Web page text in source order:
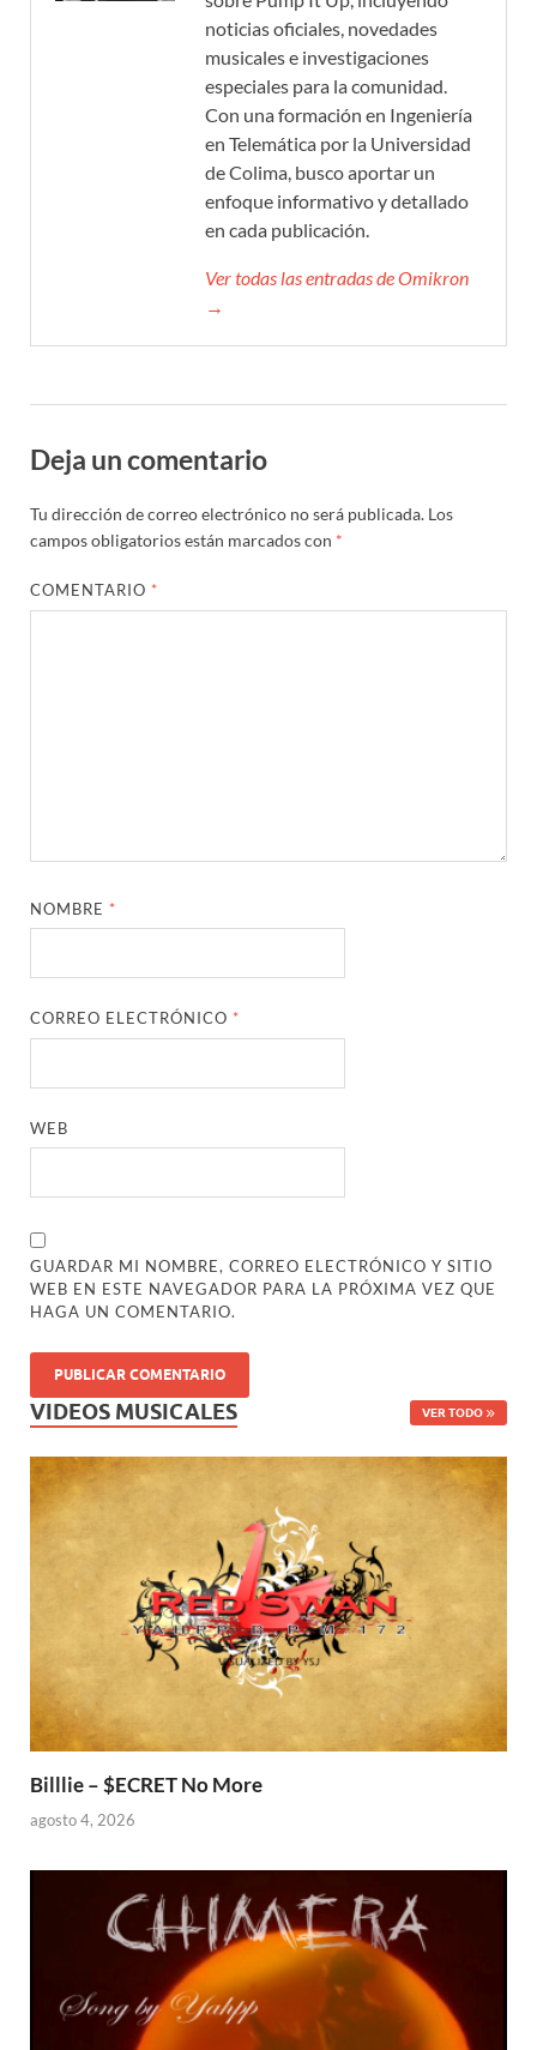
noticias oficiales, novedades
musicales e investigaciones
especiales para la comunidad.
Con una formación en Ingeniería
en Telemática por la Universidad
de Colima, busco aportar un
enfoque informativo y detallado
en cada publicación.
Ver todas las entradas de Omikron
→
Deja un comentario
Tu dirección de correo electrónico no será publicada. Los
campos obligatorios están marcados con *
COMENTARIO *
NOMBRE *
CORREO ELECTRÓNICO *
WEB
GUARDAR MI NOMBRE, CORREO ELECTRÓNICO Y SITIO
WEB EN ESTE NAVEGADOR PARA LA PRÓXIMA VEZ QUE
HAGA UN COMENTARIO.
VIDEOS MUSICALES VER TODO
Billlie – $ECRET No More
agosto 4, 2026